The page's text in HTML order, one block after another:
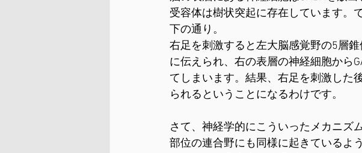
受容体は樹状突起に存在しています。
下の通り。
右足を刺激すると左大脳感覚野の5層
に伝えられ、右の表層の神経細胞から
てしまいます。結果、右足を刺激した
られるということになるわけです。
さて、神経学的にこういったメカニズ
部位の連合野にも同様に起きているよう